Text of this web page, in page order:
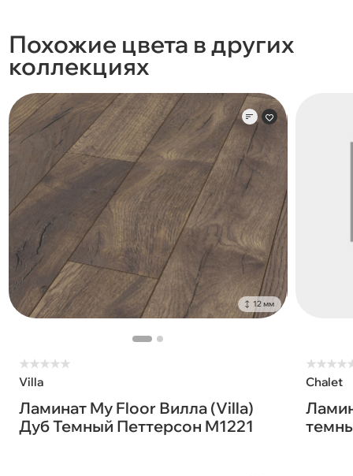
Похожие цвета в других
коллекциях
12 мм
★★★★★
Villa
Ламинат My Floor Вилла (Villa)
Дуб Темный Петтерсон M1221
★★★★
Chalet